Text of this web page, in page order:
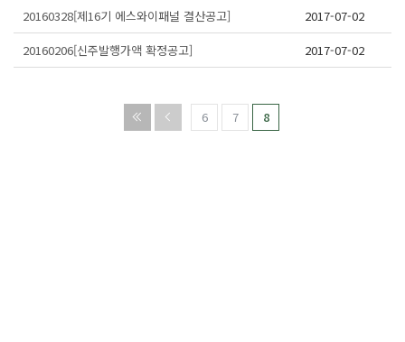
20160328[제16기 에스와이패널 결산공고]
2017-07-02
20160206[신주발행가액 확정공고]
2017-07-02
6 7 8